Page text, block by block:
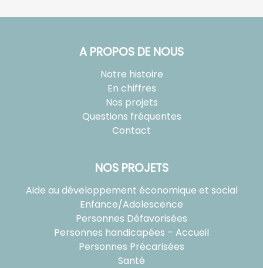
A PROPOS DE NOUS
Notre histoire
En chiffres
Nos projets
Questions fréquentes
Contact
NOS PROJETS
Aide au développement économique et social
Enfance/Adolescence
Personnes Défavorisées
Personnes handicapées – Accueil
Personnes Précarisées
Santé